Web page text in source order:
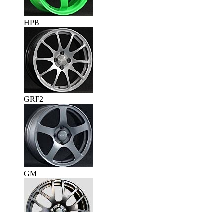
HPB
GRF2
GM